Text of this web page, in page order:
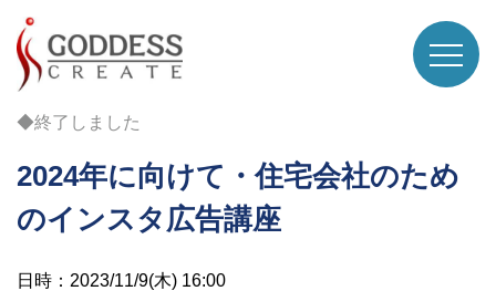
◆終了しました
2024年に向けて・住宅会社のため
のインスタ広告講座
日時：2023/11/9(木) 16:00